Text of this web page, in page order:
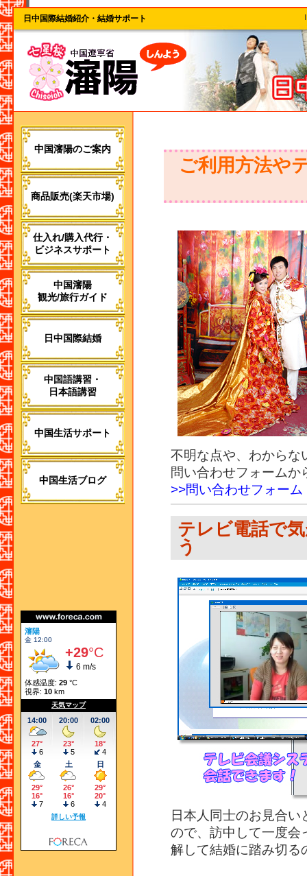
日中国際結婚紹介・結婚サポート
中国瀋陽のご案内
商品販売(楽天市場)
仕入れ/購入代行・
ビジネスサポート
中国瀋陽
観光/旅行ガイド
日中国際結婚
中国語講習・
日本語講習
中国生活サポート
中国生活ブログ
ご利用方法や
不明な点や、わからな
問い合わせフォームか
>>問い合わせフォーム
テレビ電話で
う
日本人同士のお見合
ので、訪中して一度会
解して結婚に踏み切る